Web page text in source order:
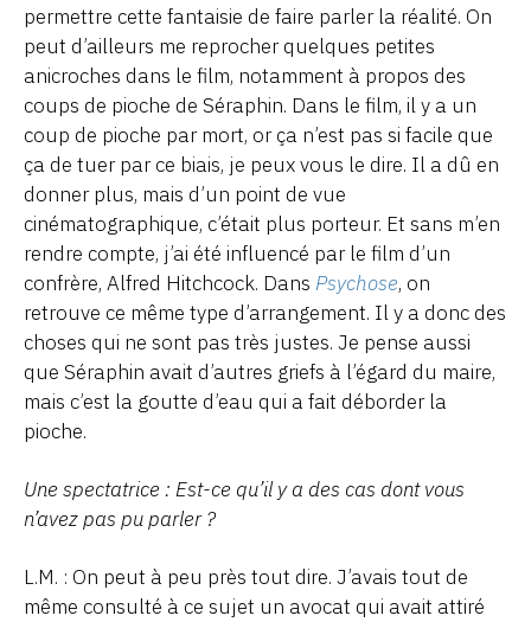
permettre cette fantaisie de faire parler la réalité. On
peut d’ailleurs me reprocher quelques petites
anicroches dans le film, notamment à propos des
coups de pioche de Séraphin. Dans le film, il y a un
coup de pioche par mort, or ça n’est pas si facile que
ça de tuer par ce biais, je peux vous le dire. Il a dû en
donner plus, mais d’un point de vue
cinématographique, c’était plus porteur. Et sans m’en
rendre compte, j’ai été influencé par le film d’un
confrère, Alfred Hitchcock. Dans Psychose, on
retrouve ce même type d’arrangement. Il y a donc des
choses qui ne sont pas très justes. Je pense aussi
que Séraphin avait d’autres griefs à l’égard du maire,
mais c’est la goutte d’eau qui a fait déborder la
pioche.
Une spectatrice : Est-ce qu’il y a des cas dont vous
n’avez pas pu parler ?
L.M. : On peut à peu près tout dire. J’avais tout de
même consulté à ce sujet un avocat qui avait attiré